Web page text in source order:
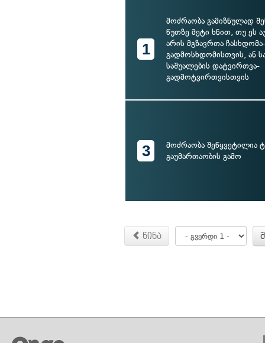
1
მოძრაობა გამიზნულად
წუთზე მეტი ხნით, თუ ეს
არის მგზავრთა ჩასხდომა-
გადმოსხდომისთვის, ან
საშუალების დატვირთვა-
გადმოტვირთვისთვის
3
მოძრაობა შეწყვეტილია
გაუმართაობის გამო
წინა